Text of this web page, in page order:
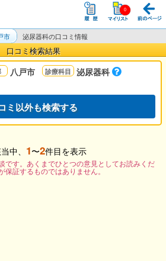
市 泌尿器科の口コミ情報
口コミ検索結果
八戸市
泌尿器科
ミ以外も検索する
中、 1〜2件目を表示
です。あくまでひとつの意見としてお読みくだ
保証するものではありません。